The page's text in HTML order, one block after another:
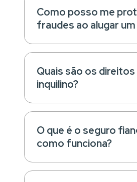
Como posso me
fraudes ao alugar
Quais são os
inquilino?
O que é o seguro
como funciona?